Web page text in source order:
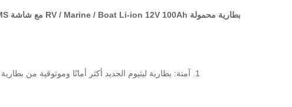
بطارية محمولة RV / Marine / Boat Li-ion 12V 100Ah مع شاشة LED / BMS
1. آمنة: بطارية ليثيوم الحديد أكثر أمانًا وموثوقية من بطارية الرصاص الحمضية.لا تنفجر أو تحترق عند الصدمات ، الضغط الشديد ، وخز الإبرة ، ماس كهربائى ، الشحن الزائد وارتفاع درجة الحرارة.